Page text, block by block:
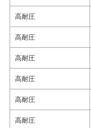
高耐圧
高耐圧
高耐圧
高耐圧
高耐圧
高耐圧